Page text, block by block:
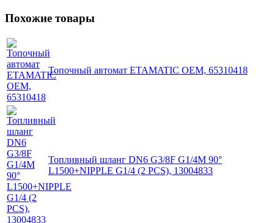
Похожие товары
Топочный автомат ETAMATIC OEM, 65310418
Топливный шланг DN6 G3/8F G1/4M 90°
L1500+NIPPLE G1/4 (2 PCS), 13004833